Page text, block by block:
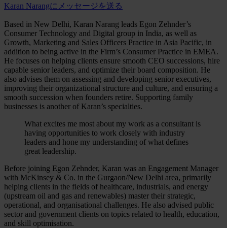
Karan Narangにメッセージを送る
Based in New Delhi, Karan Narang leads Egon Zehnder’s
Consumer Technology and Digital group in India, as well as
Growth, Marketing and Sales Officers Practice in Asia Pacific, in
addition to being active in the Firm’s Consumer Practice in EMEA.
He focuses on helping clients ensure smooth CEO successions, hire
capable senior leaders, and optimize their board composition. He
also advises them on assessing and developing senior executives,
improving their organizational structure and culture, and ensuring a
smooth succession when founders retire. Supporting family
businesses is another of Karan’s specialties.
What excites me most about my work as a consultant is
having opportunities to work closely with industry
leaders and hone my understanding of what defines
great leadership.
Before joining Egon Zehnder, Karan was an Engagement Manager
with McKinsey & Co. in the Gurgaon/New Delhi area, primarily
helping clients in the fields of healthcare, industrials, and energy
(upstream oil and gas and renewables) master their strategic,
operational, and organisational challenges. He also advised public
sector and government clients on topics related to health, education,
and skill optimisation.